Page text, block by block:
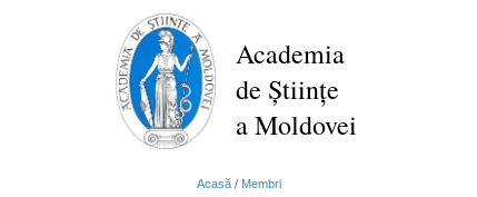
Academia
de Științe
a Moldovei
Acasă / Membri